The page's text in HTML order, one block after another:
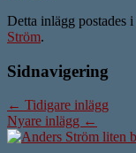
Detta inlägg postades i
Ström.
Sidnavigering
← Tidigare inlägg
Nyare inlägg ←